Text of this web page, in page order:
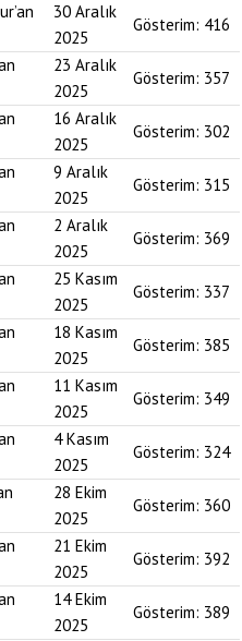
30 Aralık
2025
Gösterim: 416
23 Aralık
2025
Gösterim: 357
16 Aralık
2025
Gösterim: 302
9 Aralık
2025
Gösterim: 315
2 Aralık
2025
Gösterim: 369
25 Kasım
2025
Gösterim: 337
18 Kasım
2025
Gösterim: 385
11 Kasım
2025
Gösterim: 349
4 Kasım
2025
Gösterim: 324
28 Ekim
2025
Gösterim: 360
21 Ekim
2025
Gösterim: 392
14 Ekim
2025
Gösterim: 389